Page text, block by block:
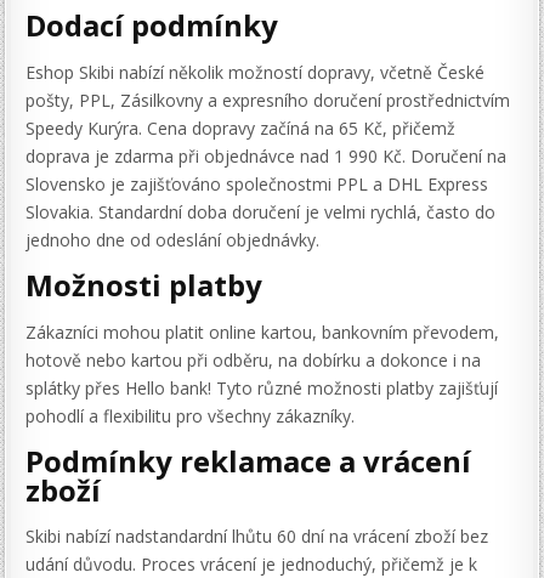
Dodací podmínky
Eshop Skibi nabízí několik možností dopravy, včetně České
pošty, PPL, Zásilkovny a expresního doručení prostřednictvím
Speedy Kurýra. Cena dopravy začíná na 65 Kč, přičemž
doprava je zdarma při objednávce nad 1 990 Kč. Doručení na
Slovensko je zajišťováno společnostmi PPL a DHL Express
Slovakia. Standardní doba doručení je velmi rychlá, často do
jednoho dne od odeslání objednávky.
Možnosti platby
Zákazníci mohou platit online kartou, bankovním převodem,
hotově nebo kartou při odběru, na dobírku a dokonce i na
splátky přes Hello bank! Tyto různé možnosti platby zajišťují
pohodlí a flexibilitu pro všechny zákazníky.
Podmínky reklamace a vrácení
zboží
Skibi nabízí nadstandardní lhůtu 60 dní na vrácení zboží bez
udání důvodu. Proces vrácení je jednoduchý, přičemž je k